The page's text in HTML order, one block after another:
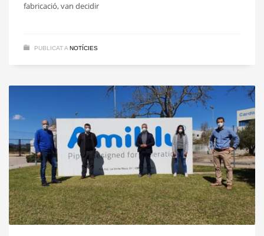
fabricació, van decidir
PUBLICAT A NOTÍCIES